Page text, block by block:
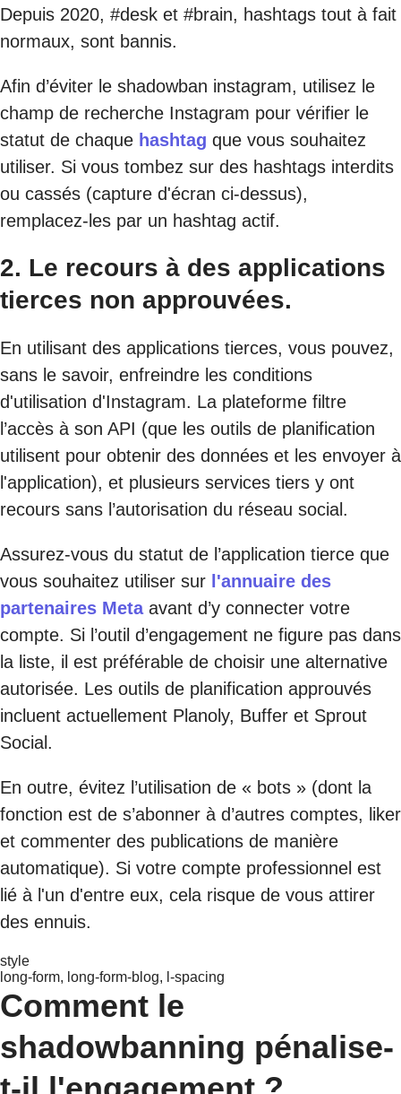
Depuis 2020, #desk et #brain, hashtags tout à fait
normaux, sont bannis.
Afin d’éviter le shadowban instagram, utilisez le
champ de recherche Instagram pour vérifier le
statut de chaque hashtag que vous souhaitez
utiliser. Si vous tombez sur des hashtags interdits
ou cassés (capture d'écran ci-dessus),
remplacez-les par un hashtag actif.
2. Le recours à des applications
tierces non approuvées.
En utilisant des applications tierces, vous pouvez,
sans le savoir, enfreindre les conditions
d'utilisation d'Instagram. La plateforme filtre
l’accès à son API (que les outils de planification
utilisent pour obtenir des données et les envoyer à
l'application), et plusieurs services tiers y ont
recours sans l’autorisation du réseau social.
Assurez-vous du statut de l’application tierce que
vous souhaitez utiliser sur l'annuaire des
partenaires Metaavant d’y connecter votre
compte. Si l’outil d’engagement ne figure pas dans
la liste, il est préférable de choisir une alternative
autorisée. Les outils de planification approuvés
incluent actuellement Planoly, Buffer et Sprout
Social.
En outre, évitez l’utilisation de « bots » (dont la
fonction est de s’abonner à d’autres comptes, liker
et commenter des publications de manière
automatique). Si votre compte professionnel est
lié à l'un d'entre eux, cela risque de vous attirer
des ennuis.
style
long-form, long-form-blog, l-spacing
Comment le
shadowbanning pénalise-